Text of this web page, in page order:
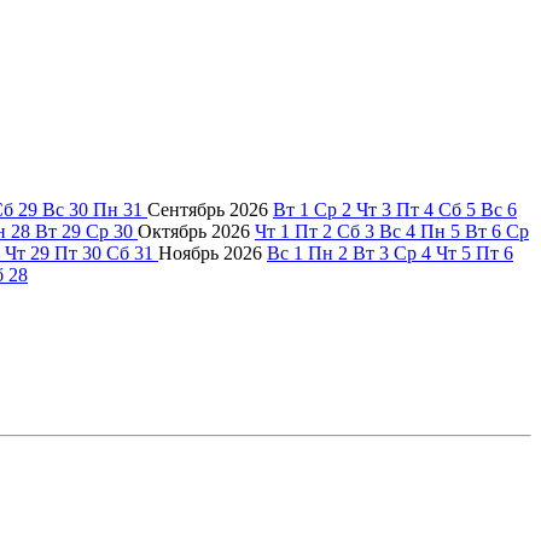
29 Вс 30 Пн 31 Сентябрь 2026 Вт 1 Ср 2 Чт 3 Пт 4 Сб 5 Вс 6
28 Вт 29 Ср 30 Октябрь 2026 Чт 1 Пт 2 Сб 3 Вс 4 Пн 5 Вт 6 Ср
Чт 29 Пт 30 Сб 31 Ноябрь 2026 Вс 1 Пн 2 Вт 3 Ср 4 Чт 5 Пт 6
28